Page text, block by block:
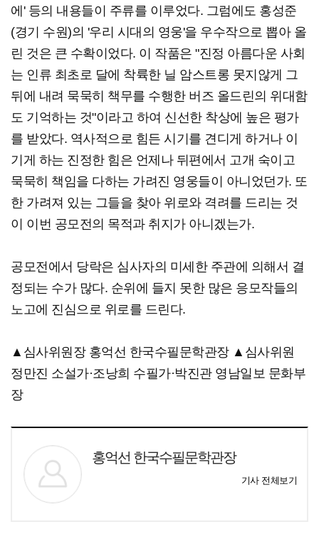
에' 등의 내용들이 주류를 이루었다. 그럼에도 홍성준
(경기 수원)의 '우리 시대의 영웅'을 우수작으로 뽑아 올
린 것은 큰 수확이었다. 이 작품은 "진정 아름다운 사회
는 인류 최초로 달에 착륙한 닐 암스트롱 못지않게 그
뒤에 내려 묵묵히 책무를 수행한 버즈 올드린의 위대함
도 기억하는 것"이라고 하여 신선한 착상에 높은 평가
를 받았다. 역사적으로 힘든 시기를 견디게 하거나 이
기게 하는 진정한 힘은 언제나 뒤편에서 고개 숙이고
묵묵히 책임을 다하는 가려진 영웅들이 아니었던가. 또
한 가려져 있는 그들을 찾아 위로와 격려를 드리는 것
이 이번 공모전의 목적과 취지가 아니겠는가.
공모전에서 당락은 심사자의 미세한 주관에 의해서 결
정되는 수가 많다. 순위에 들지 못한 많은 응모작들의
노고에 진심으로 위로를 드린다.
▲심사위원장 홍억선 한국수필문학관장 ▲심사위원
정만진 소설가·조낭희 수필가·박진관 영남일보 문화부
장
홍억선 한국수필문학관장
기사 전체보기